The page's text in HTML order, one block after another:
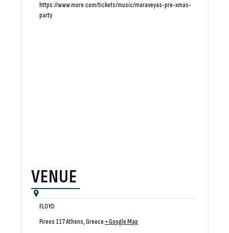
https://www.more.com/tickets/music/maraveyas-pre-xmas-
party
VENUE
FLOYD
Pireos 117Athens,Greece + Google Map